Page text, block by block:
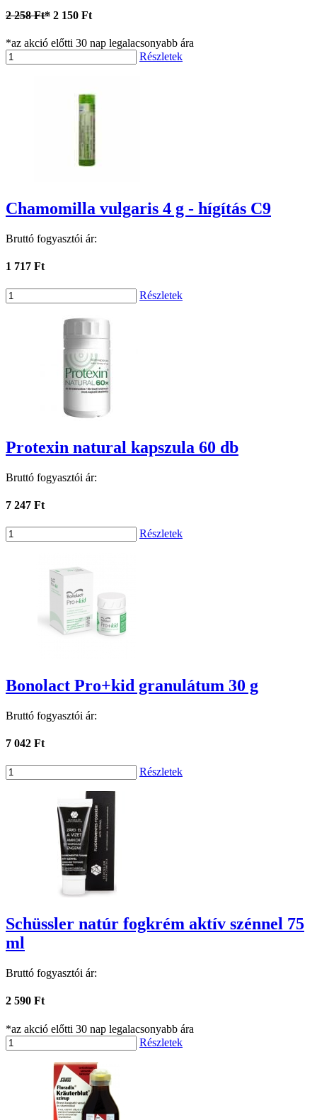
2 258 Ft* 2 150 Ft
*az akció előtti 30 nap legalacsonyabb ára
Részletek
Chamomilla vulgaris 4 g - hígítás C9
Bruttó fogyasztói ár:
1 717 Ft
Részletek
Protexin natural kapszula 60 db
Bruttó fogyasztói ár:
7 247 Ft
Részletek
Bonolact Pro+kid granulátum 30 g
Bruttó fogyasztói ár:
7 042 Ft
Részletek
Schüssler natúr fogkrém aktív szénnel 75
ml
Bruttó fogyasztói ár:
2 590 Ft
*az akció előtti 30 nap legalacsonyabb ára
Részletek